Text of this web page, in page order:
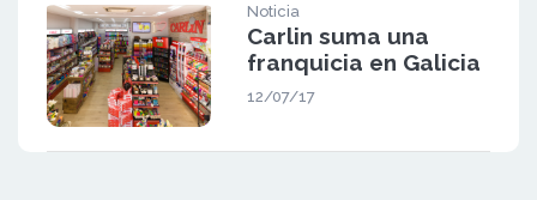
Noticia
Carlin suma una
franquicia en Galicia
12/07/17